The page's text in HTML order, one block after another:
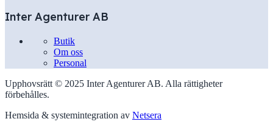
Inter Agenturer AB
Butik
Om oss
Personal
Upphovsrätt © 2025 Inter Agenturer AB. Alla rättigheter
förbehålles.
Hemsida & systemintegration av Netsera